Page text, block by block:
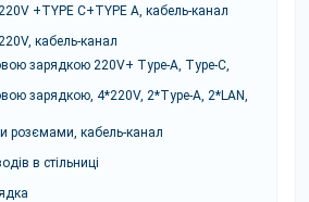
+TYPE C+TYPE A, кабель-канал
кабель-канал
зарядкою 220V+ Type-A, Type-C,
зарядкою, 4*220V, 2*Type-A, 2*LAN,
розємами, кабель-канал
в стільниці